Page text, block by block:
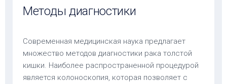
Методы диагностики
Современная медицинская наука предлагает
множество методов диагностики рака толстой
кишки. Наиболее распространенной процедурой
является колоноскопия, которая позволяет с